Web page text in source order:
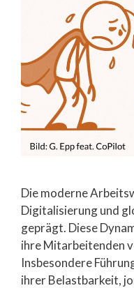
Die moderne
Digitalisierung und
geprägt. Diese
ihre Mitarbeitenden
Insbesondere
ihrer Belastbarkeit,